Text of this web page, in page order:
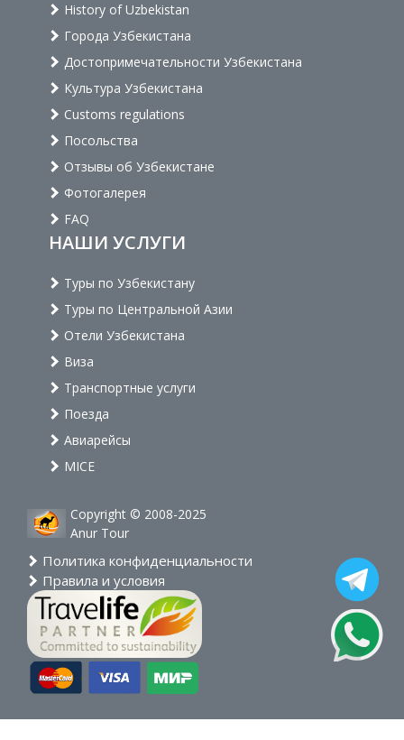
History of Uzbekistan
Города Узбекистана
Достопримечательности Узбекистана
Культура Узбекистана
Customs regulations
Посольства
Отзывы об Узбекистане
Фотогалерея
FAQ
НАШИ УСЛУГИ
Туры по Узбекистану
Туры по Центральной Азии
Отели Узбекистана
Виза
Транспортные услуги
Поезда
Авиарейсы
MICE
Copyright © 2008-2025
Anur Tour
Политика конфиденциальности
Правила и условия